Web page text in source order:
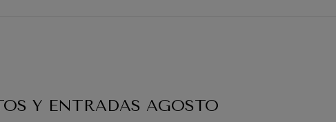
Y ENTRADAS AGOSTO